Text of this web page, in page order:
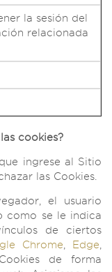
la sesión del
relacionada
cookies?
ingrese al Sitio
las Cookies.
el usuario
como se le indica
de ciertos
Chrome Edge
de forma